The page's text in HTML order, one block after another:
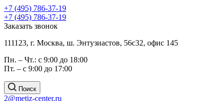
+7 (495) 786-37-19
+7 (495) 786-37-19
Заказать звонок
111123, г. Москва, ш. Энтузиастов, 56с32, офис 145
Пн. – Чт.: с 9:00 до 18:00
Пт. – с 9:00 до 17:00
Поиск
2@metiz-center.ru